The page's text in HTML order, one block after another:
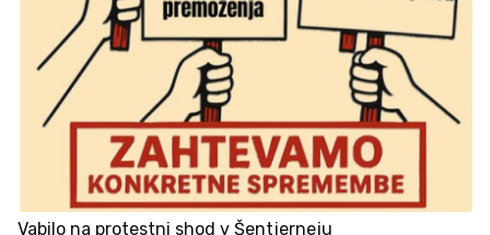
Vabilo na protestni shod v Šentjerneju